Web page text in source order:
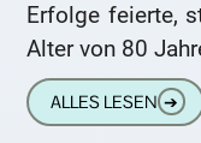
Erfolge feierte,
Alter von 80
ALLES LESEN ➔